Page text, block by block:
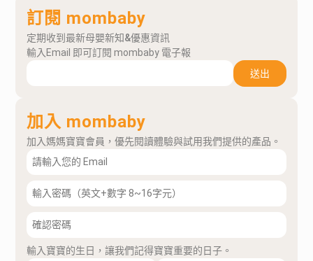
訂閱 mombaby
定期收到最新母嬰新知&優惠資訊
輸入Email 即可訂閱 mombaby 電子報
送出
加入 mombaby
加入媽媽寶寶會員，優先閱讀體驗與試用我們提供的產品。
輸入寶寶的生日，讓我們記得寶寶重要的日子。